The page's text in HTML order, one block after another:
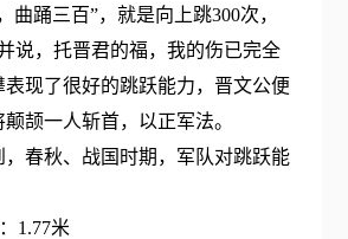
曲踊三百”，就是向上跳300次，
说，托晋君的福，我的伤已完全
现了很好的跳跃能力，晋文公便
颉一人斩首，以正军法。
，春秋、战国时期，军队对跳跃能
1.77米